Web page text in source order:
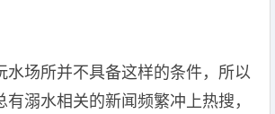
水场所并不具备这样的条件，所以
有溺水相关的新闻频繁冲上热搜，